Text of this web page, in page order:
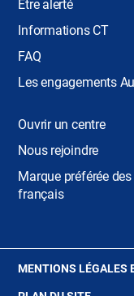
Être alerté
Informations CT
FAQ
Les engagements
Ouvrir un centre
Nous rejoindre
Marque préférée des
français
MENTIONS LÉGALES